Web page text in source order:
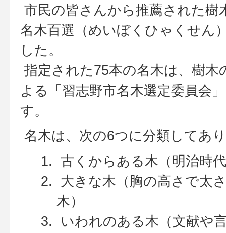
市民の皆さんから推薦された樹
名木百選（めいぼくひゃくせん
した。
指定された75本の名木は、樹木
よる「習志野市名木選定委員会
す。
名木は、次の6つに分類してあ
古くからある木（明治時
大きな木（胸の高さで太
木）
いわれのある木（文献や